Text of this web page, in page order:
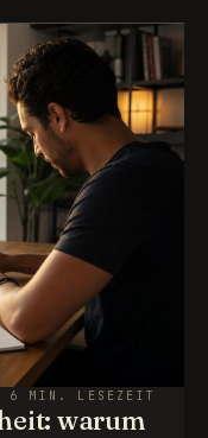
6 MIN. LESEZEIT
warum